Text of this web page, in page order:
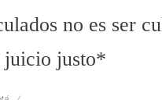
no es ser
juicio justo*